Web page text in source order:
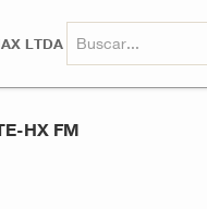
LTDA
HX FM